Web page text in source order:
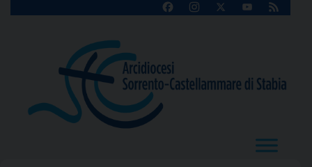
FacebookInstagram
X
YouTube
Feed